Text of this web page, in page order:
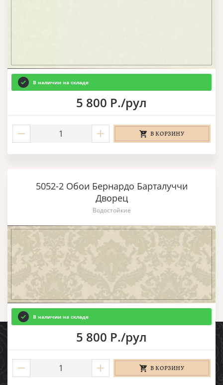
В наличии на складе
5 800 Р./рул
В КОРЗИНУ
5052-2 Обои Бернардо Барталуччи
Дворец
Водостойкие
В наличии на складе
5 800 Р./рул
В КОРЗИНУ